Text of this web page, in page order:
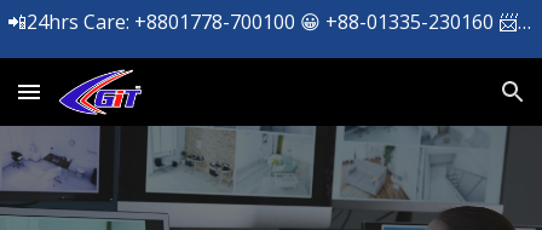
📲24hrs Care: +8801778-700100 😀 +88-01335-230160 📨 support@geniusit.net ☎️ +09606-112277